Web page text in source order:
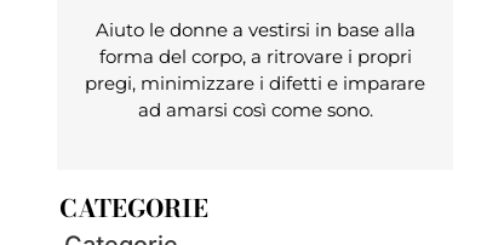
Aiuto le donne a vestirsi in base alla
forma del corpo, a ritrovare i propri
pregi, minimizzare i difetti e imparare
ad amarsi così come sono.
CATEGORIE